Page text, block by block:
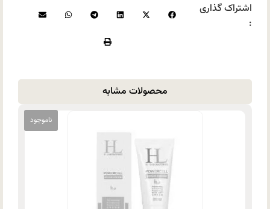
اشتراک گذاری
:
محصولات مشابه